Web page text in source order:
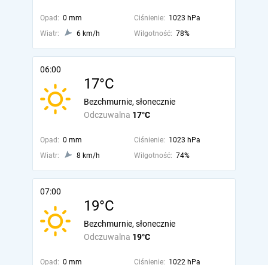
Opad: 0 mm Ciśnienie: 1023 hPa
Wiatr:
6 km/h Wilgotność: 78%
06:00
17°C
Odczuwalna 17°C
Bezchmurnie, słonecznie
Opad: 0 mm Ciśnienie: 1023 hPa
Wiatr:
8 km/h Wilgotność: 74%
07:00
19°C
Odczuwalna 19°C
Bezchmurnie, słonecznie
Opad: 0 mm Ciśnienie: 1022 hPa